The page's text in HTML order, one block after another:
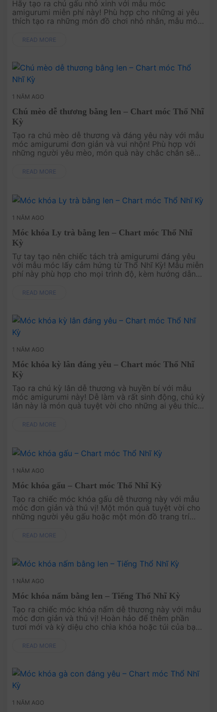
Hãy tạo ra chú gấu nhỏ xinh với mẫu móc
amigurumi miễn phí này! Phù hợp cho những ai yêu
thích tạo ra những món đồ chơi nhỏ nhắn, mẫu móc
thích hợp làm quà tặng h....
READ MORE
1 NĂM AGO
Chú mèo dễ thương bằng len – Chart móc Thổ Nhĩ
Kỳ
Tạo ra chú mèo dễ thương và đáng yêu này với mẫu
móc amigurumi đơn giản và vui nhộn! Phù hợp với
những người yêu mèo, món quà này chắc chắn sẽ
tặng người thâ....
READ MORE
1 NĂM AGO
Móc khóa Ly trà bằng len – Chart móc Thổ Nhĩ
Kỳ
Tự tay tạo nên chiếc tách trà amigurumi đáng yêu
với mẫu móc lấy cảm hứng từ Thổ Nhĩ Kỳ! Mẫu miễn
phí này phù hợp cho mọi trình độ, kèm hướng dẫn
READ MORE
1 NĂM AGO
Móc khóa kỳ lân đáng yêu – Chart móc Thổ Nhĩ
Kỳ
Tạo ra chú kỳ lân dễ thương và huyền bí với mẫu
móc amigurumi này! Dễ làm và rất sinh động, chú kỳ
lân này là món quà tuyệt vời cho những ai yêu thích
không gi....
READ MORE
1 NĂM AGO
Móc khóa gấu – Chart móc Thổ Nhĩ Kỳ
Tạo ra chiếc móc khóa gấu dễ thương này với mẫu
móc đơn giản và thú vị! Một món quà tuyệt vời cho
những người yêu gấu hoặc một món đồ trang trí
khóa này sẽ man....
READ MORE
1 NĂM AGO
Móc khóa nấm bằng len – Tiếng Thổ Nhĩ Kỳ
Tạo ra chiếc móc khóa nấm dễ thương này với mẫu
móc đơn giản và thú vị! Hoàn hảo để thêm phần
tươi mới và kỳ diệu cho chìa khóa hoặc túi của bạn,
điểm nhấn vui n....
READ MORE
1 NĂM AGO